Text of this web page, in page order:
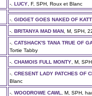
-.LUCY , F, SPH, Roux et Blanc
-.GIDGET GOES NAKED OF
-.BRITANYA MAD MAN , M, SPH,
-.CATSHACK'S TANA TRUE OF
Tortie Tabby
-.CHAMOIS FULL MONTY , M,
-.CRESENT LADY PATCHES OF
Blanc
-.WOODROWE CAWL , M, SPH,